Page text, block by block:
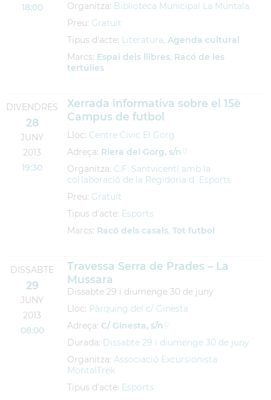
18:00
Organitza: Biblioteca Municipal La Muntala
Preu: Gratuït
Tipus d'acte: Literatura, Agenda cultural
Marcs: Espai dels llibres, Racó de les
tertúlies
DIVENDRES
28
JUNY
2013
19:30
Xerrada informativa sobre el 15è
Campus de futbol
Lloc: Centre Cívic El Gorg
Adreça: Riera del Gorg, s/n
Organitza: C.F. Santvicentí amb la
col·laboració de la Regidoria d´Esports
Preu: Gratuït
Tipus d'acte: Esports
Marcs: Racó dels casals, Tot futbol
DISSABTE
29
JUNY
2013
08:00
Travessa Serra de Prades – La
Mussara
Dissabte 29 i diumenge 30 de juny
Lloc: Pàrquing del c/ Ginesta
Adreça: C/ Ginesta, s/n
Durada: Dissabte 29 i diumenge 30 de juny
Organitza: Associació Excursionista
MontalTrek
Tipus d'acte: Esports